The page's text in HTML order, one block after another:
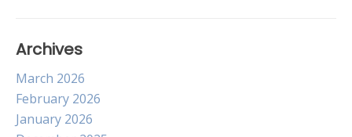
Archives
March 2026
February 2026
January 2026